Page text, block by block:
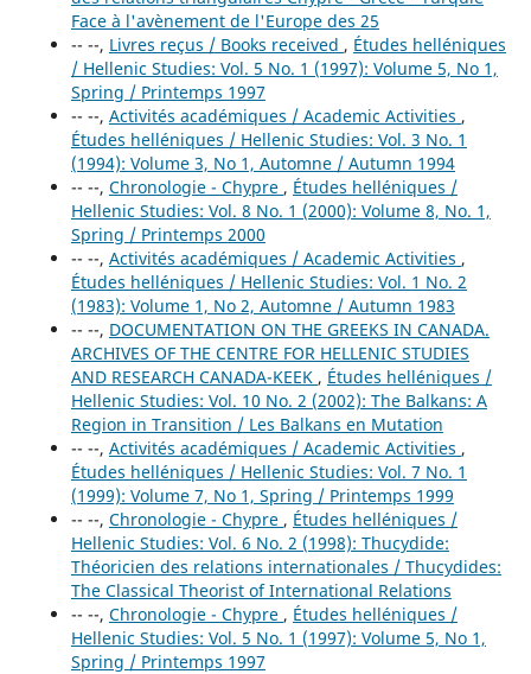
Face à l'avènement de l'Europe des 25
-- --, Livres reçus / Books received , Études helléniques
/ Hellenic Studies: Vol. 5 No. 1 (1997): Volume 5, No 1,
Spring / Printemps 1997
-- --, Activités académiques / Academic Activities ,
Études helléniques / Hellenic Studies: Vol. 3 No. 1
(1994): Volume 3, No 1, Automne / Autumn 1994
-- --, Chronologie - Chypre , Études helléniques /
Hellenic Studies: Vol. 8 No. 1 (2000): Volume 8, No. 1,
Spring / Printemps 2000
-- --, Activités académiques / Academic Activities ,
Études helléniques / Hellenic Studies: Vol. 1 No. 2
(1983): Volume 1, No 2, Automne / Autumn 1983
-- --, DOCUMENTATION ON THE GREEKS IN CANADA.
ARCHIVES OF THE CENTRE FOR HELLENIC STUDIES
AND RESEARCH CANADA-KEEK , Études helléniques /
Hellenic Studies: Vol. 10 No. 2 (2002): The Balkans: A
Region in Transition / Les Balkans en Mutation
-- --, Activités académiques / Academic Activities ,
Études helléniques / Hellenic Studies: Vol. 7 No. 1
(1999): Volume 7, No 1, Spring / Printemps 1999
-- --, Chronologie - Chypre , Études helléniques /
Hellenic Studies: Vol. 6 No. 2 (1998): Thucydide:
Théoricien des relations internationales / Thucydides:
The Classical Theorist of International Relations
-- --, Chronologie - Chypre , Études helléniques /
Hellenic Studies: Vol. 5 No. 1 (1997): Volume 5, No 1,
Spring / Printemps 1997